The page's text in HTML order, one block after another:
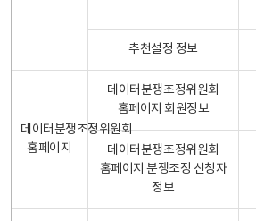
추천설정 정보
데이터분쟁조정위원회
홈페이지
데이터분쟁조정위원회
홈페이지 회원정보
데이터분쟁조정위원회
홈페이지 분쟁조정 신청자
정보